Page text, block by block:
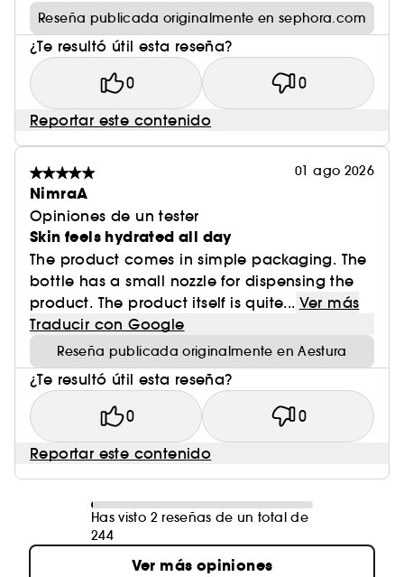
Reseña publicada originalmente en sephora.com
¿Te resultó útil esta reseña?
0 0
Reportar este contenido
01 ago 2026
NimraA
Opiniones de un tester
Skin feels hydrated all day
The product comes in simple packaging. The
bottle has a small nozzle for dispensing the
product. The product itself is quite... Ver más
Traducir con Google
Reseña publicada originalmente en Aestura
¿Te resultó útil esta reseña?
0 0
Reportar este contenido
Has visto 2 reseñas de un total de
244
Ver más opiniones